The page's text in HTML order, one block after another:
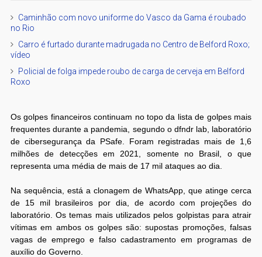
Caminhão com novo uniforme do Vasco da Gama é roubado
no Rio
Carro é furtado durante madrugada no Centro de Belford Roxo;
vídeo
Policial de folga impede roubo de carga de cerveja em Belford
Roxo
Os golpes financeiros continuam no topo da lista de golpes mais
frequentes durante a pandemia, segundo o dfndr lab, laboratório
de cibersegurança da PSafe. Foram registradas mais de 1,6
milhões de detecções em 2021, somente no Brasil, o que
representa uma média de mais de 17 mil ataques ao dia.
Na sequência, está a clonagem de WhatsApp, que atinge cerca
de 15 mil brasileiros por dia, de acordo com projeções do
laboratório. Os temas mais utilizados pelos golpistas para atrair
vítimas em ambos os golpes são: supostas promoções, falsas
vagas de emprego e falso cadastramento em programas de
auxílio do Governo.